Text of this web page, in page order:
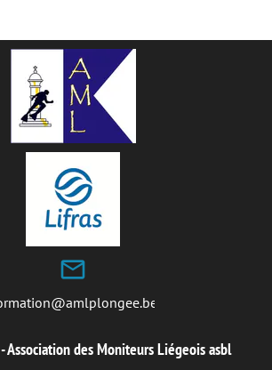
mail_outline
- Association des Moniteurs Liégeois asbl